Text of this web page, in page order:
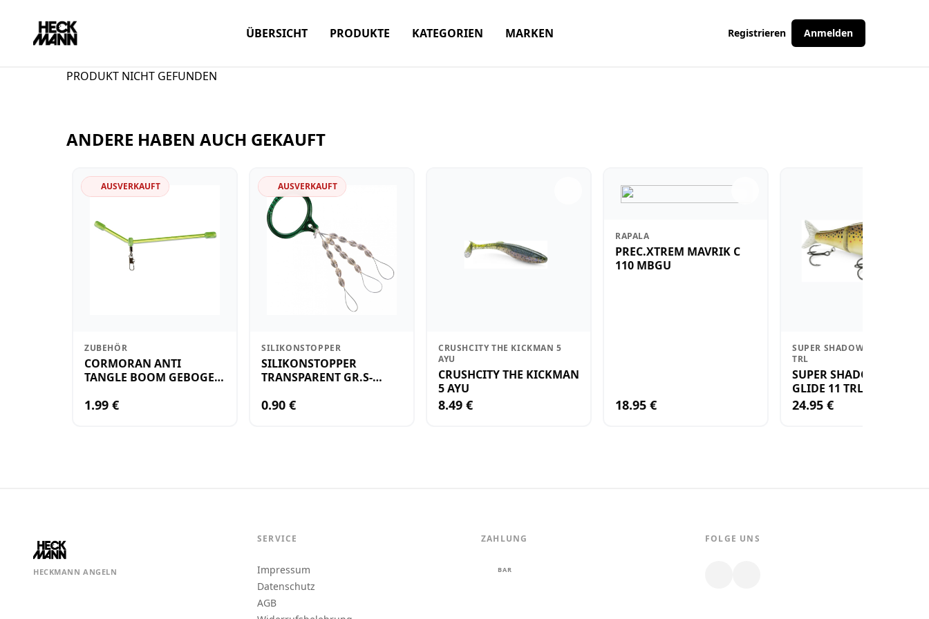
ÜBERSICHT PRODUKTE KATEGORIEN MARKEN Registrieren Anmelden
PRODUKT NICHT GEFUNDEN
ANDERE HABEN AUCH GEKAUFT
AUSVERKAUFT
ZUBEHÖR
CORMORAN ANTI
TANGLE BOOM GEBOGEN
1.99 €
AUSVERKAUFT
SILIKONSTOPPER
SILIKONSTOPPER
TRANSPARENT GR.S-
0.90 €
CRUSHCITY THE KICKMAN 5
AYU
CRUSHCITY THE KICKMAN
5 AYU
8.49 €
RAPALA
PREC.XTREM MAVRIK C
110 MBGU
18.95 €
SUPER SHADOW RAP GLIDE 11
TRL
SUPER SHADOW RAP
GLIDE 11 TRL
24.95 €
HECKMANN ANGELN
SERVICE
Impressum
Datenschutz
AGB
ZAHLUNG
BAR
FOLGE UNS